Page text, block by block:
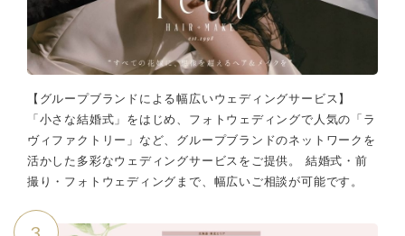
【グループブランドによる幅広いウェディングサービス】
「小さな結婚式」をはじめ、フォトウェディングで人気の「ラ
ヴィファクトリー」など、グループブランドのネットワークを
活かした多彩なウェディングサービスをご提供。 結婚式・前
撮り・フォトウェディングまで、幅広いご相談が可能です。